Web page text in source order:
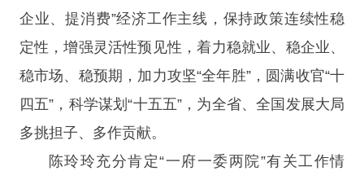
企业、提消费”经济工作主线，保持政策连续性稳
定性，增强灵活性预见性，着力稳就业、稳企业、
稳市场、稳预期，加力攻坚“全年胜”，圆满收官“十
四五”，科学谋划“十五五”，为全省、全国发展大局
多挑担子、多作贡献。
陈玲玲充分肯定“一府一委两院”有关工作情